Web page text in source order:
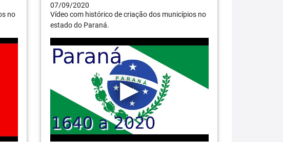
no
07/09/2020
Vídeo com histórico de criação dos municípios no
estado do Paraná.